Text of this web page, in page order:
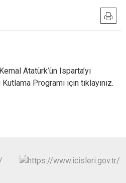
Atatürk’ün Isparta’yı
Programı için tıklayınız.